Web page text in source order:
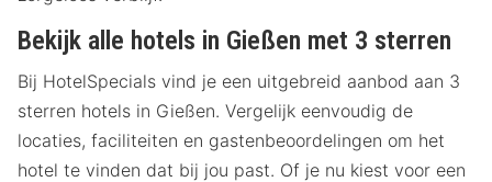
Bekijk alle hotels in Gießen met 3 sterren
Bij HotelSpecials vind je een uitgebreid aanbod aan 3
sterren hotels in Gießen. Vergelijk eenvoudig de
locaties, faciliteiten en gastenbeoordelingen om het
hotel te vinden dat bij jou past. Of je nu kiest voor een